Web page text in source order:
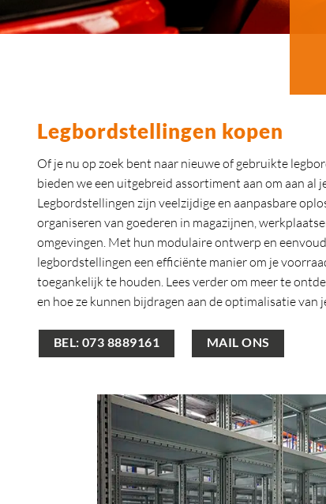
Legbordstellingen kopen
Of je nu op zoek bent naar nieuwe of gebruikte
bieden we een uitgebreid assortiment aan om aan al
Legbordstellingen zijn veelzijdige en aanpasbare
organiseren van goederen in magazijnen,
omgevingen. Met hun modulaire ontwerp en
legbordstellingen een efficiënte manier om je
toegankelijk te houden. Lees verder om meer te
en hoe ze kunnen bijdragen aan de optimalisatie van
BEL: 073 8889161 MAIL ONS